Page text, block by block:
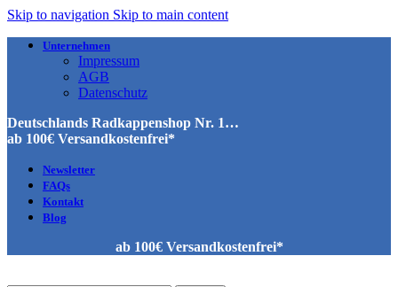
Skip to navigation Skip to main content
Unternehmen
Impressum
AGB
Datenschutz
Deutschlands Radkappenshop Nr. 1…
ab 100€ Versandkostenfrei*
Newsletter
FAQs
Kontakt
Blog
ab 100€ Versandkostenfrei*